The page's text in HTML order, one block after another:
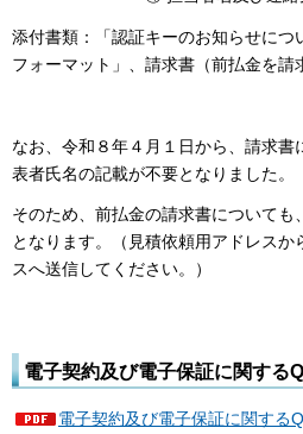
添付書類：「認証キーのお知らせにつ
フォーマット」、請求書（前払金を請
なお、令和８年４月１日から、請求
表者氏名の記載が不要となりました。
そのため、前払金の請求書について
となります。（見積依頼用アドレス
スへ送信してください。）
電子契約及び電子保証に関する
電子契約及び電子保証に関する